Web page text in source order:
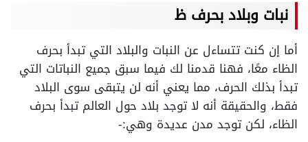
نبات وبلاد بحرف ظ
أما إن كنت تتساءل عن النبات والبلاد التي تبدأ بحرف
الظاء معًا، فهنا قدمنا لك فيما سبق جميع النباتات التي
تبدأ بذلك الحرف، مما يعني أنه لن يتبقى سوى البلاد
فقط، والحقيقة أنه لا توجد بلاد حول العالم تبدأ بحرف
الظاء، لكن توجد مدن عديدة وهي:-